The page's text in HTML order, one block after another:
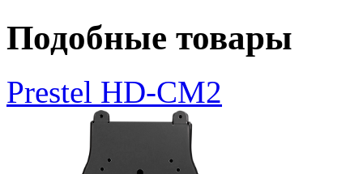
Подобные товары
Prestel HD-CM2